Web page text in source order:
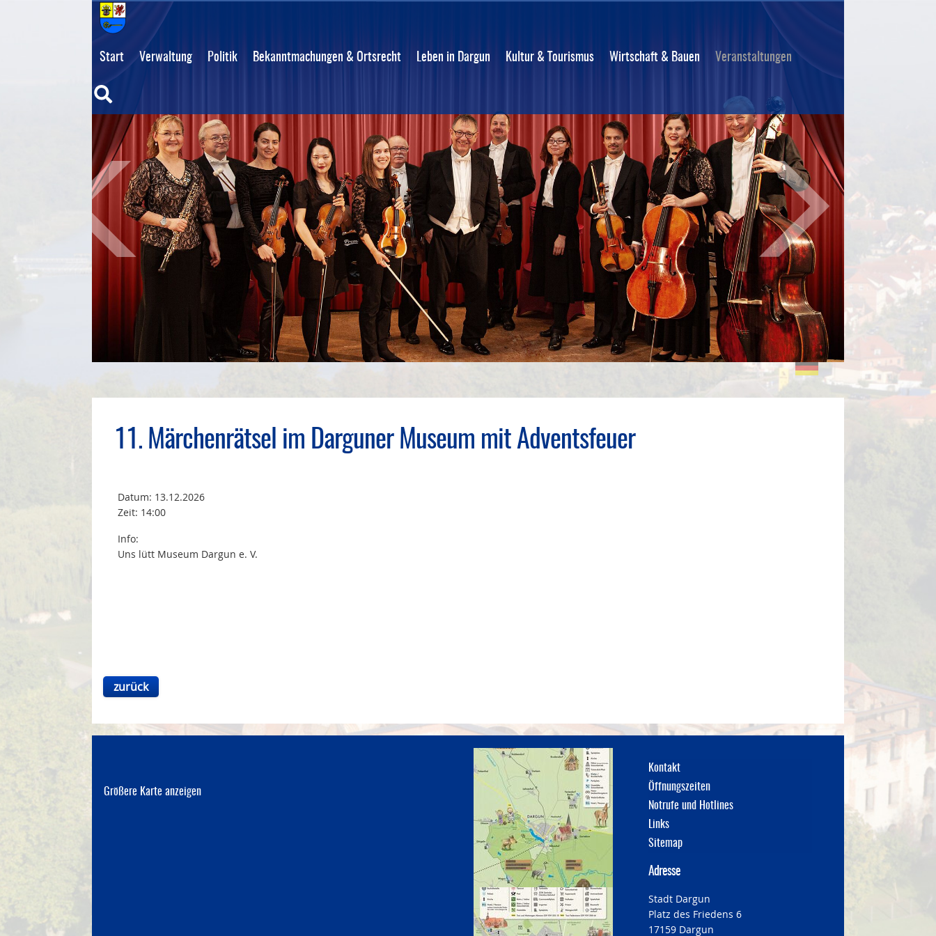
Start Verwaltung Politik Bekanntmachungen & Ortsrecht Leben in Dargun Kultur & Tourismus Wirtschaft & Bauen Veranstaltungen
DE
11. Märchenrätsel im Darguner Museum mit Adventsfeuer
Datum: 13.12.2026
Zeit: 14:00
Info:
Uns lütt Museum Dargun e. V.
zurück
Größere Karte anzeigen
Kontakt
Öffnungszeiten
Notrufe und Hotlines
Links
Sitemap
Adresse
Stadt Dargun
Platz des Friedens 6
17159 Dargun